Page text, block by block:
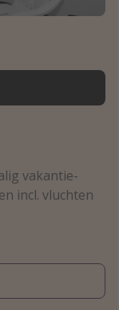
vakantie-
incl. vluchten